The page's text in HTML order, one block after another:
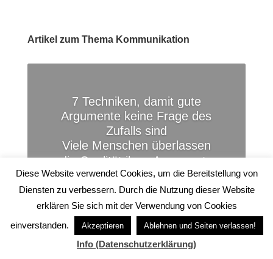
Artikel zum Thema Kommunikation
7 Techniken, damit gute
Argumente keine Frage des
Zufalls sind
Viele Menschen überlassen
die Qualität ihrer Argumente
weitgehend dem Zufall. Zu oft
wird erst während einer
Diskussion erkannt, welche
Lücken übersehen wurden.
Bereite dich lieber gleich
entsprechend vor.
Diese Website verwendet Cookies, um die Bereitstellung von
Diensten zu verbessern. Durch die Nutzung dieser Website
erklären Sie sich mit der Verwendung von Cookies
einverstanden.
Akzeptieren Ablehnen und Seiten verlassen!
Info (Datenschutzerklärung)